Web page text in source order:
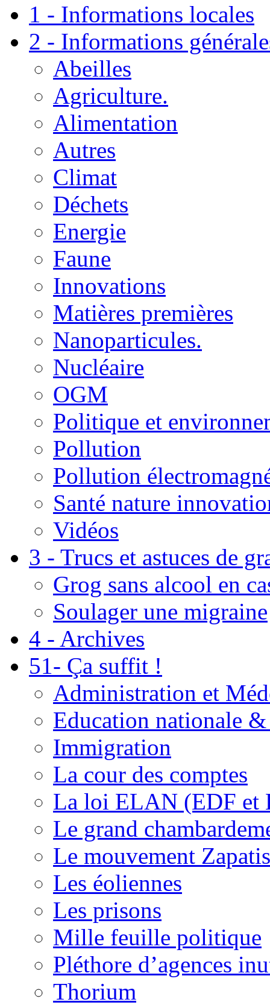
1 - Informations locales
2 - Informations
Abeilles
Agriculture.
Alimentation
Autres
Climat
Déchets
Energie
Faune
Innovations
Matières premières
Nanoparticules.
Nucléaire
OGM
Politique et
Pollution
Pollution
Santé nature
Vidéos
3 - Trucs et astuces de
Grog sans alcool en
Soulager une migraine
4 - Archives
51- Ça suffit !
Administration et
Education nationale
Immigration
La cour des comptes
La loi ELAN (EDF et
Le grand
Le mouvement
Les éoliennes
Les prisons
Mille feuille politique
Pléthore d’agences
Thorium